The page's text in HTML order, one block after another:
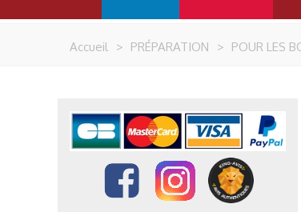
Accueil > PRÉPARATION > POUR LES